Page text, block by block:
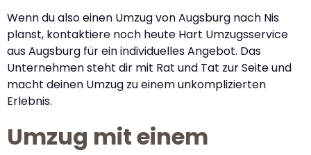
Wenn du also einen Umzug von Augsburg nach Nis
planst, kontaktiere noch heute Hart Umzugsservice
aus Augsburg für ein individuelles Angebot. Das
Unternehmen steht dir mit Rat und Tat zur Seite und
macht deinen Umzug zu einem unkomplizierten
Erlebnis.
Umzug mit einem